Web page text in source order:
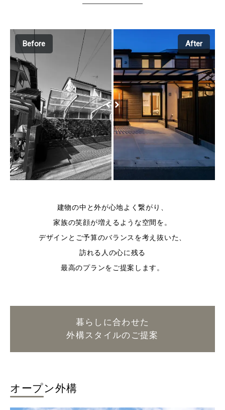
Before After
建物の中と外が心地よく繋がり、
家族の笑顔が増えるような空間を。
デザインとご予算のバランスを考え抜いた、
訪れる人の心に残る
最高のプランをご提案します。
暮らしに合わせた
外構スタイルのご提案
オープン外構